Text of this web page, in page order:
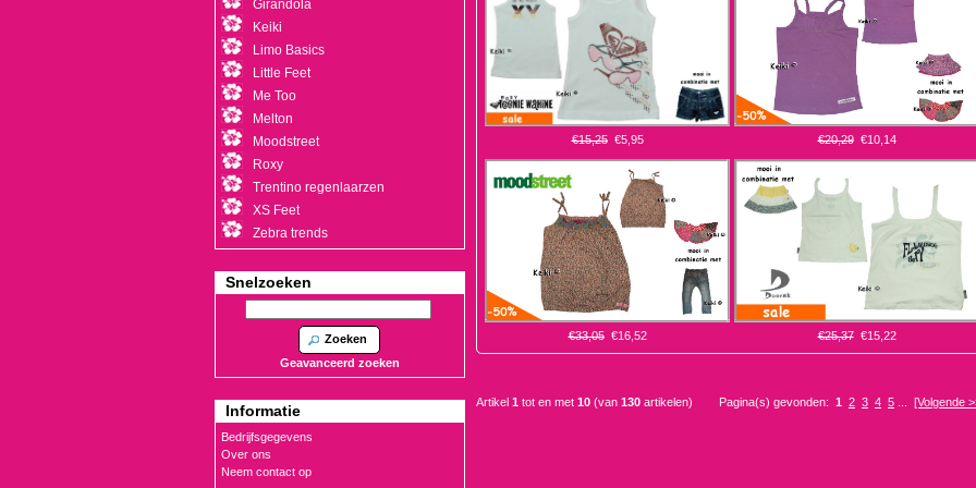
€15,25 €5,95 €20,29 €10,14
€33,05 €16,52 €25,37 €15,22
Pagina(s) gevonden: 1 2 3 4 5 [Volgende
Artikel 1 tot en met 10 (van 130 artikelen)
Girandola
Keiki
Limo Basics
Little Feet
Me Too
Melton
Moodstreet
Roxy
Trentino regenlaarzen
XS Feet
Zebra trends
Snelzoeken
Zoeken
Geavanceerd zoeken
Informatie
Bedrijfsgegevens
Over ons
Neem contact op